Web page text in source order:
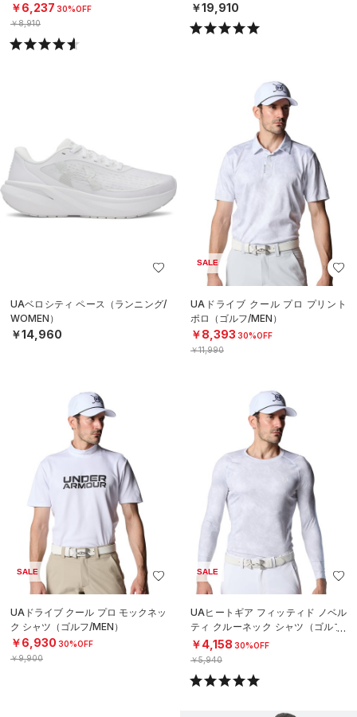
￥6,237 30%OFF
￥8,910
￥19,910
UAベロシティ ペース（ランニング/
WOMEN）
￥14,960
SALE
UAドライブ クール プロ プリント
ポロ（ゴルフ/MEN）
￥8,393 30%OFF
￥11,990
SALE
UAドライブ クール プロ モックネッ
ク シャツ（ゴルフ/MEN）
￥6,930 30%OFF
￥9,900
SALE
UAヒートギア フィッティド ノベル
ティ クルーネック シャツ（ゴルフ/
MEN）
￥4,158 30%OFF
￥5,940